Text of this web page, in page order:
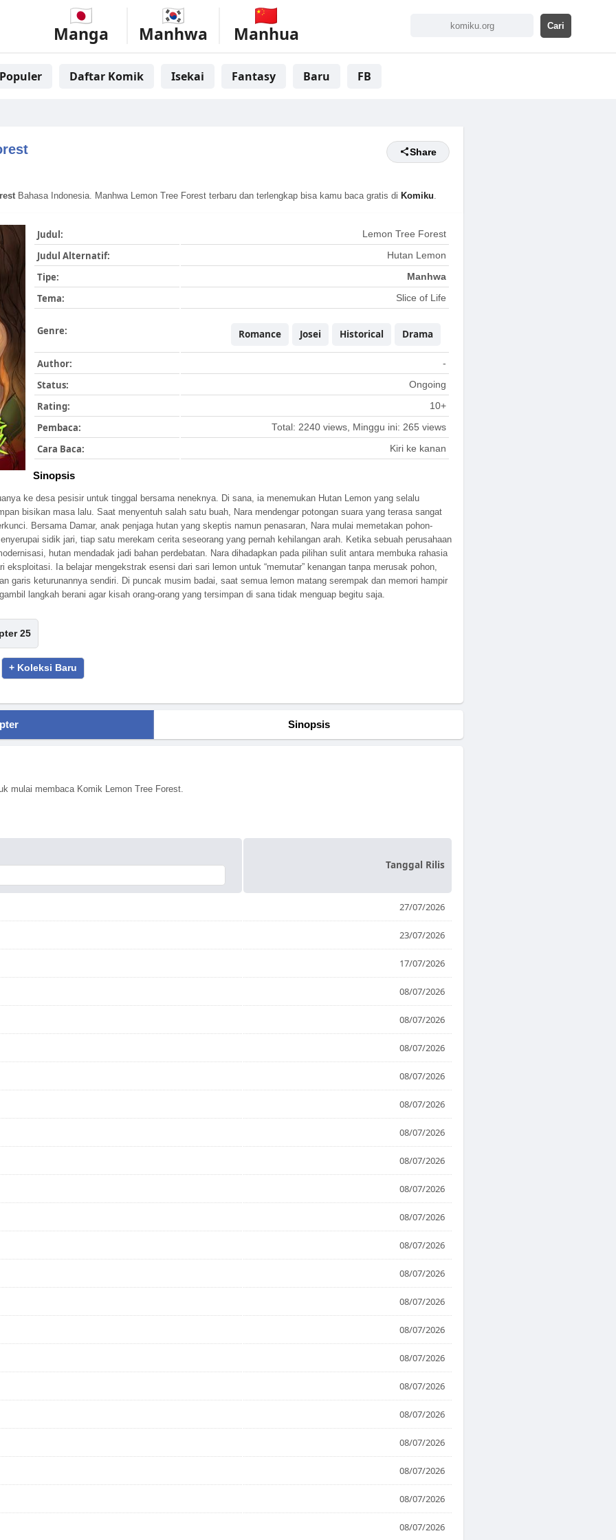
Manga Manhwa Manhua
Populer Daftar Komik Isekai Fantasy Baru FB
Share
Bahasa Indonesia. Manhwa Lemon Tree Forest terbaru dan terlengkap bisa kamu baca gratis di Komiku.
Judul: Lemon Tree Forest
Judul Alternatif: Hutan Lemon
Tipe: Manhwa
Tema: Slice of Life
Genre: Drama
Historical
Josei
Romance
Author: -
Status: Ongoing
Rating: 10+
Pembaca: Total: 2240 views, Minggu ini: 265 views
Cara Baca: Kiri ke kanan
Sinopsis
ke desa pesisir untuk tinggal bersama neneknya. Di sana, ia menemukan Hutan Lemon yang selalu
bisikan masa lalu. Saat menyentuh salah satu buah, Nara mendengar potongan suara yang terasa sangat
Bersama Damar, anak penjaga hutan yang skeptis namun penasaran, Nara mulai memetakan pohon-
sidik jari, tiap satu merekam cerita seseorang yang pernah kehilangan arah. Ketika sebuah perusahaan
hutan mendadak jadi bahan perdebatan. Nara dihadapkan pada pilihan sulit antara membuka rahasia
eksploitasi. Ia belajar mengekstrak esensi dari sari lemon untuk “memutar” kenangan tanpa merusak pohon,
garis keturunannya sendiri. Di puncak musim badai, saat semua lemon matang serempak dan memori hampir
langkah berani agar kisah orang-orang yang tersimpan di sana tidak menguap begitu saja.
25
+ Koleksi Baru
Sinopsis
mulai membaca Komik Lemon Tree Forest.
Tanggal Rilis
27/07/2026
23/07/2026
17/07/2026
08/07/2026
08/07/2026
08/07/2026
08/07/2026
08/07/2026
08/07/2026
08/07/2026
08/07/2026
08/07/2026
08/07/2026
08/07/2026
08/07/2026
08/07/2026
08/07/2026
08/07/2026
08/07/2026
08/07/2026
08/07/2026
08/07/2026
08/07/2026